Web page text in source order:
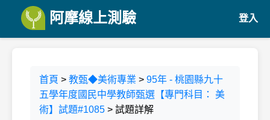
阿摩線上測驗 登入
首頁 > 教甄◆美術專業 > 95年 - 桃園縣九十
五學年度國民中學教師甄選【專門科目： 美
術】試題#1085 > 試題詳解